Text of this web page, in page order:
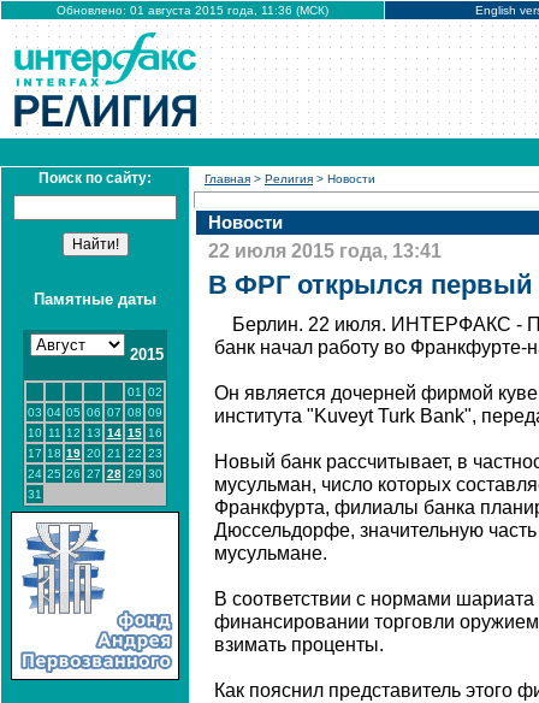
Обновлено: 01 августа 2015 года, 11:36 (МСК) English
Поиск по сайту:
Памятные даты
2015
01
02
03 04 05 06 07 08 09
10
11 12 13 14 15 16
17 18 19 20 21 22 23
24 25 26 27 28 29 30
31
Главная > Религия > Новости
Новости
22 июля 2015 года, 13:41
В ФРГ открылся первый
Берлин. 22 июля. ИНТЕРФАКС -
банк начал работу во Франкфурте-
Он является дочерней фирмой
института "Kuveyt Turk Bank",
Новый банк рассчитывает, в
мусульман, число которых
Франкфурта, филиалы банка
Дюссельдорфе, значительную
мусульмане.
В соответствии с нормами шариата
финансировании торговли
взимать проценты.
Как пояснил представитель этого